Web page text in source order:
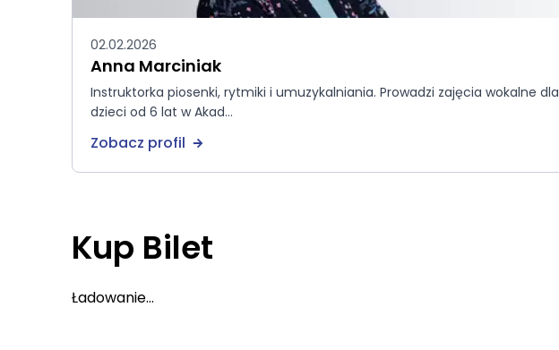
02.02.2026
Anna Marciniak
Instruktorka piosenki, rytmiki i umuzykalniania. Prowadzi zajęcia wokalne dla
dzieci od 6 lat w Akad...
Zobacz profil
Kup Bilet
Ładowanie...